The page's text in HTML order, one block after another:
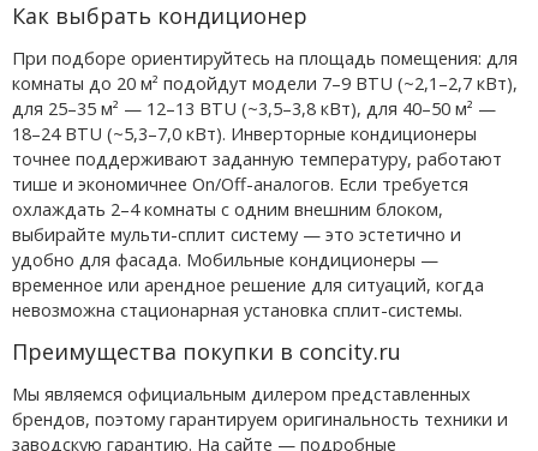
Как выбрать кондиционер
При подборе ориентируйтесь на площадь помещения: для
комнаты до 20 м² подойдут модели 7–9 BTU (~2,1–2,7 кВт),
для 25–35 м² — 12–13 BTU (~3,5–3,8 кВт), для 40–50 м² —
18–24 BTU (~5,3–7,0 кВт). Инверторные кондиционеры
точнее поддерживают заданную температуру, работают
тише и экономичнее On/Off-аналогов. Если требуется
охлаждать 2–4 комнаты с одним внешним блоком,
выбирайте мульти-сплит систему — это эстетично и
удобно для фасада. Мобильные кондиционеры —
временное или арендное решение для ситуаций, когда
невозможна стационарная установка сплит-системы.
Преимущества покупки в concity.ru
Мы являемся официальным дилером представленных
брендов, поэтому гарантируем оригинальность техники и
заводскую гарантию. На сайте — подробные